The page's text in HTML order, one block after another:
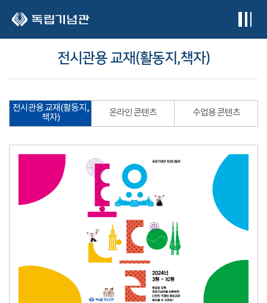
전시관용 교재(활동지,책자)
전시관용 교재(활동지,
책자)
온라인 콘텐츠 수업용 콘텐츠